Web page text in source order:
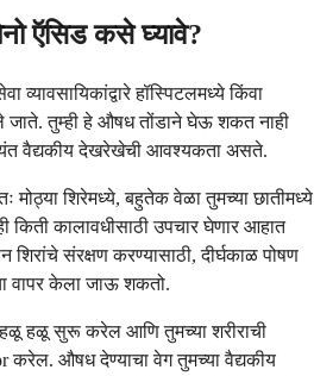
ऍसिड कसे घ्यावे?
व्यावसायिकांद्वारे हॉस्पिटलमध्ये किंवा
जाते. तुम्ही हे औषध तोंडाने घेऊ शकत नाही
वैद्यकीय देखरेखेची आवश्यकता असते.
मोठ्या शिरेमध्ये, बहुतेक वेळा तुमच्या छातीमध्ये
किती कालावधीसाठी उपचार घेणार आहात
संरक्षण करण्यासाठी, दीर्घकाळ पोषण
वापर केला जाऊ शकतो.
हळू सुरू करेल आणि तुमच्या शरीराची
करेल. औषध देण्याचा वेग तुमच्या वैद्यकीय